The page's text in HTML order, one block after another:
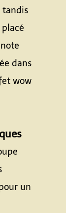
tandis
placé
dans
wow
un